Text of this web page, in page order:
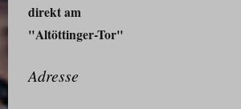
direkt am
"Altöttinger-Tor"
Adresse